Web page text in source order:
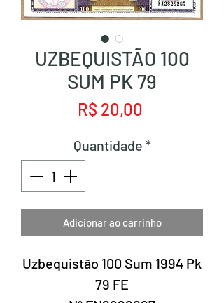
UZBEQUISTÃO 100
SUM PK 79
R$ 20,00
Quantidade *
Adicionar ao carrinho
Uzbequistão 100 Sum 1994 Pk
79 FE